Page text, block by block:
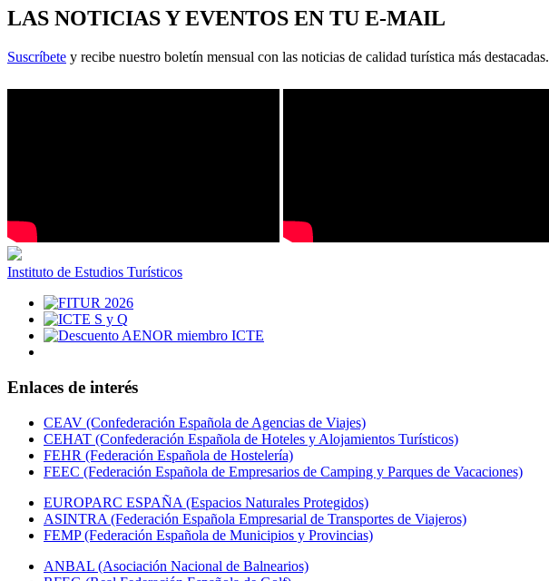
LAS NOTICIAS Y EVENTOS EN TU E-MAIL
Suscríbete y recibe nuestro boletín mensual con las noticias de calidad turística más destacadas.
Instituto de Estudios Turísticos
Enlaces de interés
CEAV (Confederación Española de Agencias de Viajes)
CEHAT (Confederación Española de Hoteles y Alojamientos Turísticos)
FEHR (Federación Española de Hostelería)
FEEC (Federación Española de Empresarios de Camping y Parques de Vacaciones)
EUROPARC ESPAÑA (Espacios Naturales Protegidos)
ASINTRA (Federación Española Empresarial de Transportes de Viajeros)
FEMP (Federación Española de Municipios y Provincias)
ANBAL (Asociación Nacional de Balnearios)